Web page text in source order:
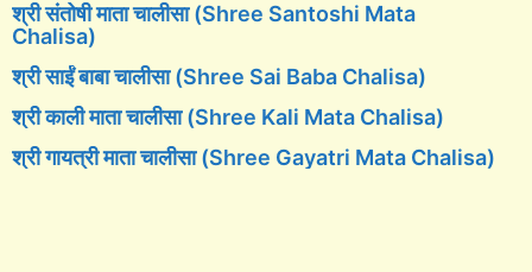
श्री संतोषी माता चालीसा (Shree Santoshi Mata
Chalisa)
श्री साईं बाबा चालीसा (Shree Sai Baba Chalisa)
श्री काली माता चालीसा (Shree Kali Mata Chalisa)
श्री गायत्री माता चालीसा (Shree Gayatri Mata Chalisa)